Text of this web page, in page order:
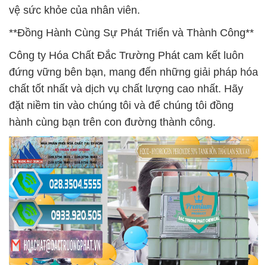
vệ sức khỏe của nhân viên.
**Đồng Hành Cùng Sự Phát Triển và Thành Công**
Công ty Hóa Chất Đắc Trường Phát cam kết luôn
đứng vững bên bạn, mang đến những giải pháp hóa
chất tốt nhất và dịch vụ chất lượng cao nhất. Hãy
đặt niềm tin vào chúng tôi và để chúng tôi đồng
hành cùng bạn trên con đường thành công.